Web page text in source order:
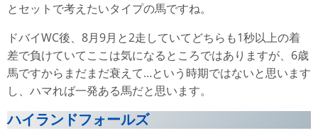
とセットで考えたいタイプの馬ですね。
ドバイWC後、8月9月と2走していてどちらも1秒以上の着
差で負けていてここは気になるところではありますが、6歳
馬ですからまだまだ衰えて…という時期ではないと思います
し、ハマれば一発ある馬だと思います。
ハイランドフォールズ